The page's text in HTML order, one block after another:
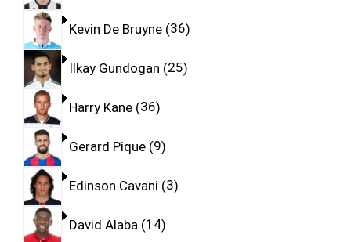
Kevin De Bruyne 36
Ilkay Gundogan 25
Harry Kane 36
Gerard Pique 9
Edinson Cavani 3
David Alaba 14